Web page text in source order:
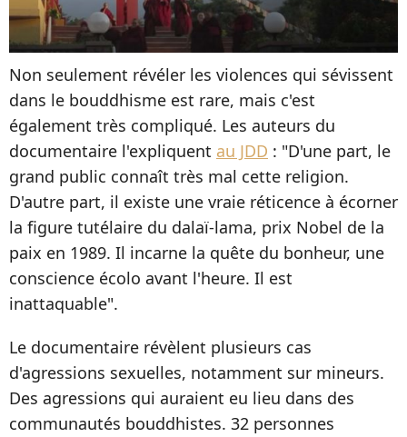
Non seulement révéler les violences qui sévissent
dans le bouddhisme est rare, mais c'est
également très compliqué. Les auteurs du
documentaire l'expliquent au JDD : "D'une part, le
grand public connaît très mal cette religion.
D'autre part, il existe une vraie réticence à écorner
la figure tutélaire du dalaï-lama, prix Nobel de la
paix en 1989. Il incarne la quête du bonheur, une
conscience écolo avant l'heure. Il est
inattaquable".
Le documentaire révèlent plusieurs cas
d'agressions sexuelles, notamment sur mineurs.
Des agressions qui auraient eu lieu dans des
communautés bouddhistes. 32 personnes